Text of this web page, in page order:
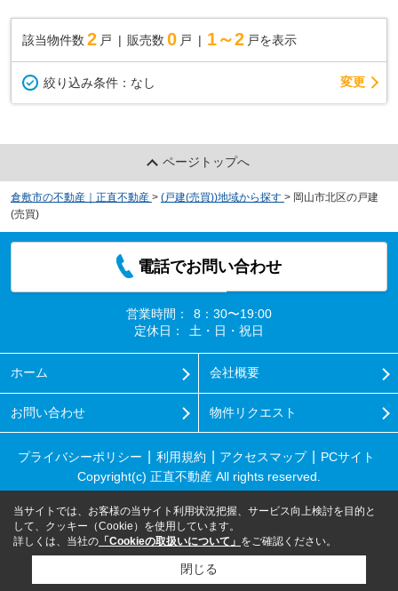
該当物件数 2 戸 販売数 0 戸 1～2 戸を表示
絞り込み条件： なし 変更
ページトップへ
倉敷市の不動産｜正直不動産 > (戸建(売買))地域から探す > 岡山市北区の戸建
(売買)
電話でお問い合わせ
営業時間：
8：30〜19:00
定休日：
土・日・祝日
ホーム 会社概要
お問い合わせ 物件リクエスト
プライバシーポリシー 利用規約 アクセスマップ
PCサイト
Copyright(c) 正直不動産 All rights reserved.
当サイトでは、お客様の当サイト利用状況把握、サービス向上検討を目的と
して、クッキー（Cookie）を使用しています。
詳しくは、当社の 「Cookieの取扱いについて」 をご確認ください。
閉じる